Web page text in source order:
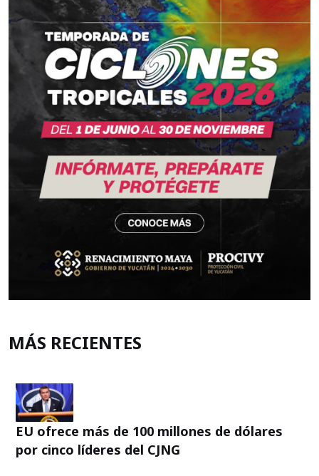
MÁS RECIENTES
EU ofrece más de 100 millones de dólares
por cinco líderes del CJNG